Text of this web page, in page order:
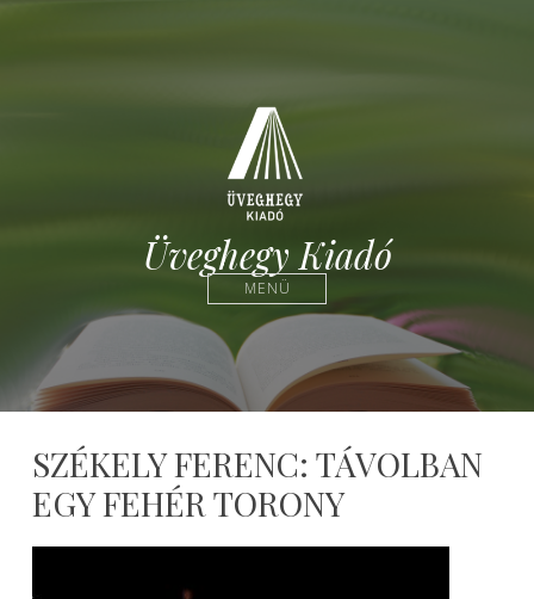
Üveghegy Kiadó
MENÜ
SZÉKELY FERENC: TÁVOLBAN
EGY FEHÉR TORONY